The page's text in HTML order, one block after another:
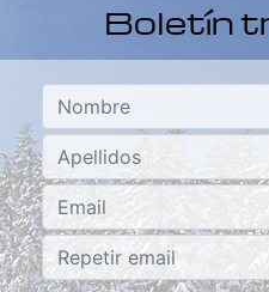
Boletín